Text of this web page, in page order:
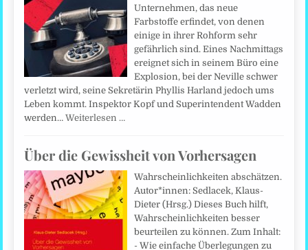
Unternehmen, das neue
Farbstoffe erfindet, von denen
einige in ihrer Rohform sehr
gefährlich sind. Eines Nachmittags
ereignet sich in seinem Büro eine
Explosion, bei der Neville schwer
verletzt wird, seine Sekretärin Phyllis Harland jedoch ums
Leben kommt. Inspektor Kopf und Superintendent Wadden
werden…Weiterlesen …
Über die Gewissheit von Vorhersagen
Wahrscheinlichkeiten abschätzen.
Autor*innen: Sedlacek, Klaus-
Dieter (Hrsg.) Dieses Buch hilft,
Wahrscheinlichkeiten besser
beurteilen zu können. Zum Inhalt:
- Wie einfache Überlegungen zu